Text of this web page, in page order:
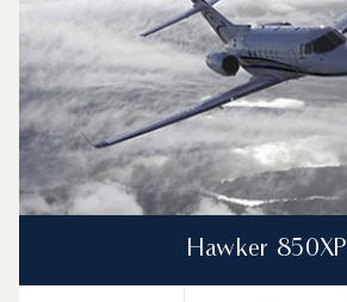
Hawker 850XP